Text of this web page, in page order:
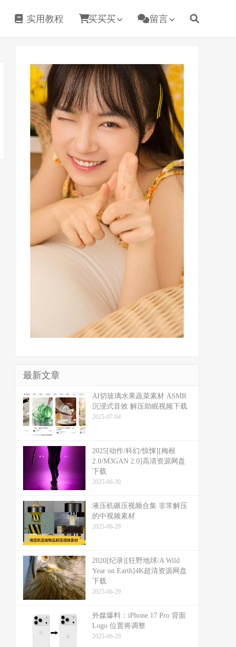
实用教程 买买买 留言
最新文章
​​AI切玻璃水果蔬菜素材 ASMR
沉浸式音效 解压助眠视频下载
2025-07-04
2025[动作/科幻/惊悚][梅根
2.0/M3GAN 2.0]高清资源网盘
下载
2025-06-30
液压机碾压视频合集 非常解压
的中视频素材
2025-06-29
2020[纪录][狂野地球/A Wild
Year on Earth]4K超清资源网盘
下载
2025-06-29
外媒爆料：​​iPhone 17 Pro 背面
Logo 位置将调整​​
2025-06-29